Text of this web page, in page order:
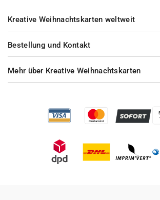
Bestellung und Kontakt
Mehr über Kreative Weihnachtskarten
Kreative Weihnachtskarten weltweit